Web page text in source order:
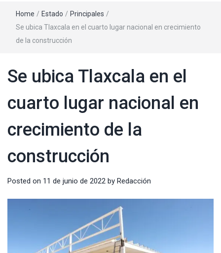
Home / Estado / Principales /
Se ubica Tlaxcala en el cuarto lugar nacional en crecimiento
de la construcción
Se ubica Tlaxcala en el
cuarto lugar nacional en
crecimiento de la
construcción
Posted on 11 de junio de 2022 by Redacción